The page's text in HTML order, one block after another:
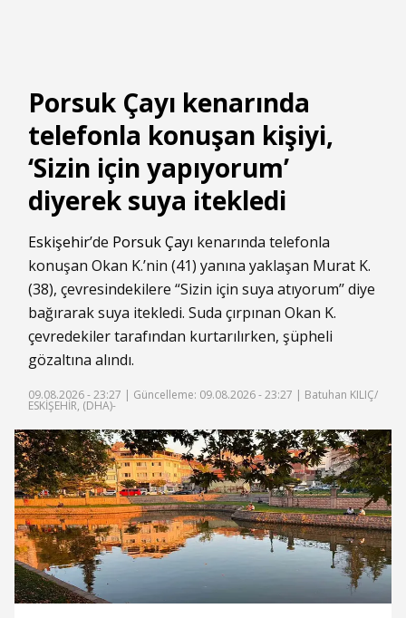
Porsuk Çayı kenarında
telefonla konuşan kişiyi,
‘Sizin için yapıyorum’
diyerek suya itekledi
Eskişehir’de Porsuk Çayı kenarında telefonla
konuşan Okan K.’nin (41) yanına yaklaşan Murat K.
(38), çevresindekilere “Sizin için suya atıyorum’’ diye
bağırarak suya itekledi. Suda çırpınan Okan K.
çevredekiler tarafından kurtarılırken, şüpheli
gözaltına alındı.
09.08.2026 - 23:27 | Güncelleme: 09.08.2026 - 23:27 | Batuhan KILIÇ/
ESKİŞEHİR, (DHA)-